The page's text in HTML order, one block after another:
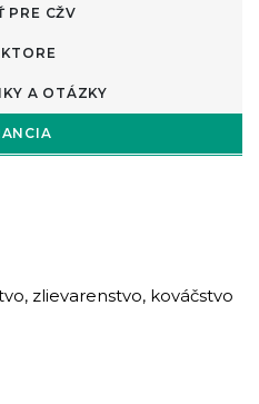
PRE CŽV
A OTÁZKY
zlievarenstvo, kováčstvo